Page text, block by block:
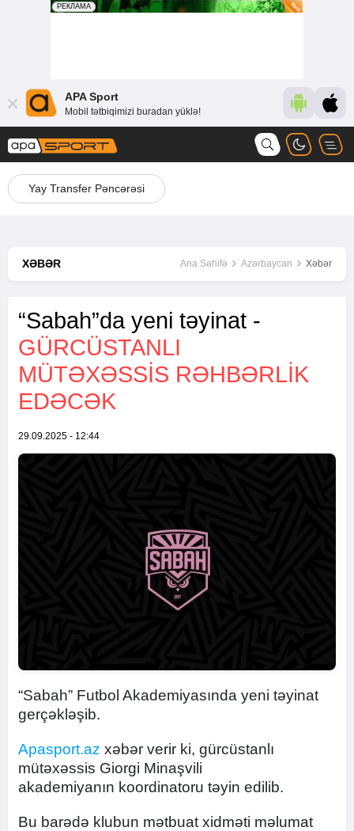
APA Sport
Mobil tətbiqimizi buradan yüklə!
Yay Transfer Pəncərəsi
XƏBƏR Ana Səhifə Azərbaycan Xəbər
“Sabah”da yeni təyinat -
GÜRCÜSTANLI
MÜTƏXƏSSİS RƏHBƏRLİK
EDƏCƏK
29.09.2025 - 12:44
“Sabah” Futbol Akademiyasında yeni təyinat
gerçəkləşib.
Apasport.az xəbər verir ki, gürcüstanlı
mütəxəssis Giorgi Minaşvili
akademiyanın koordinatoru təyin edilib.
Bu barədə klubun mətbuat xidməti məlumat